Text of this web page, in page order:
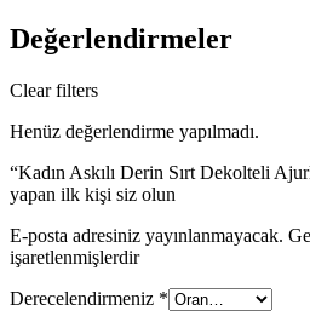
Değerlendirmeler
Clear filters
Henüz değerlendirme yapılmadı.
“Kadın Askılı Derin Sırt Dekolteli
yapan ilk kişi siz olun
E-posta adresiniz yayınlanmayacak.
işaretlenmişlerdir
Derecelendirmeniz *